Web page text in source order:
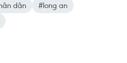
dân
#long an